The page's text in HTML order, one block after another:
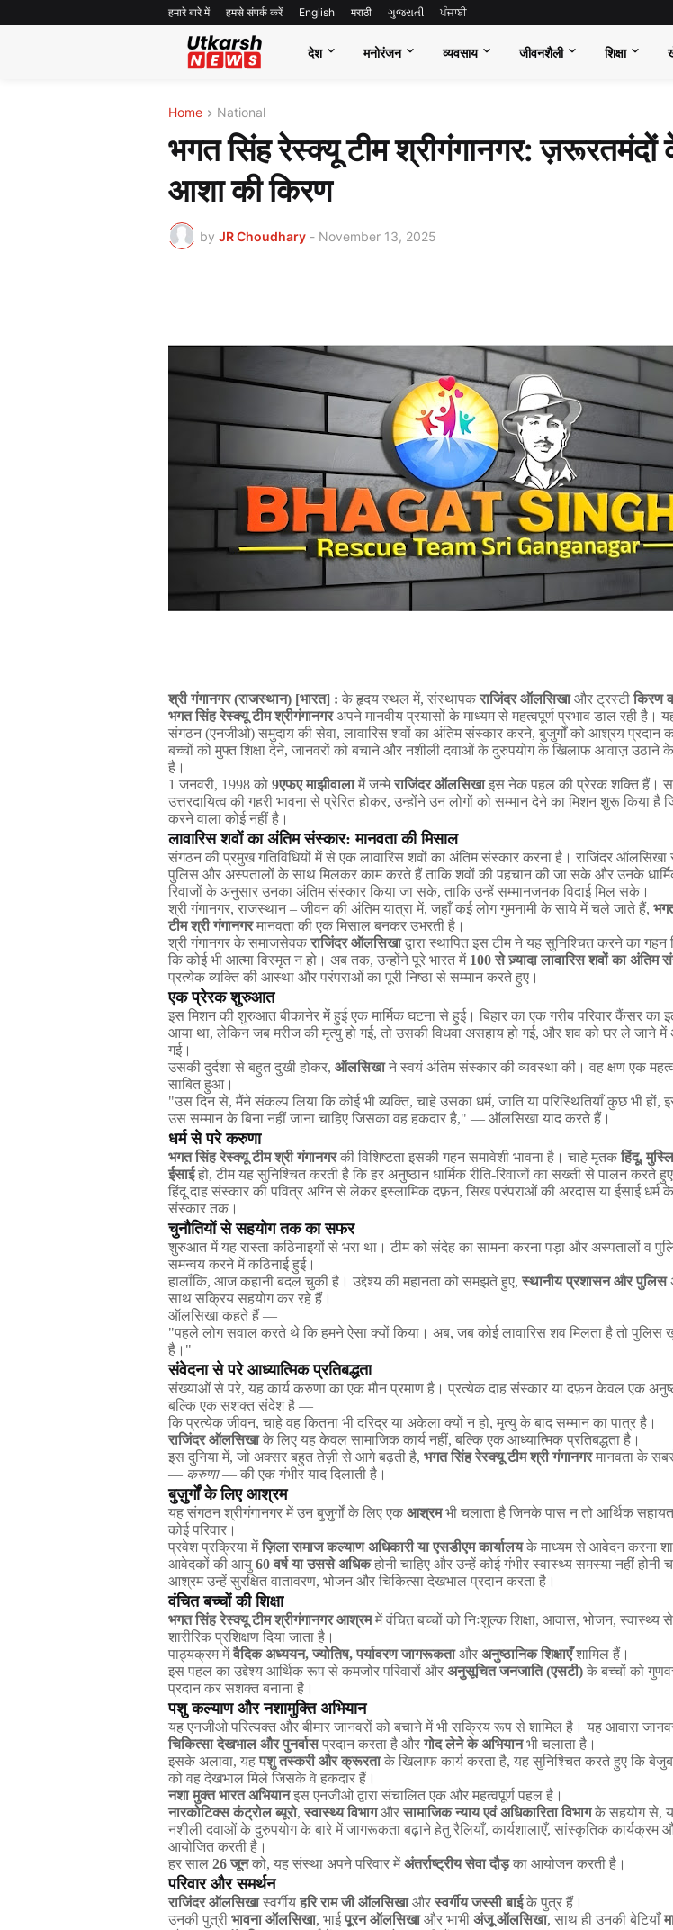
हमारे बारे में हमसे संपर्क करें English मराठी ગુજરાતી ਪੰਜਾਬੀ
देश मनोरंजन व्यवसाय जीवनशैली शिक्षा
Home National
भगत सिंह रेस्क्यू टीम श्रीगंगानगर: ज़रूरतमंदों
आशा की किरण
by JR Choudhary - November 13, 2025
श्री गंगानगर(राजस्थान) [भारत] : के हृदय स्थल में, संस्थापक राजिंदर ऑलसिखा और ट्रस्टी किरण
भगत सिंह रेस्क्यू टीम श्रीगंगानगर अपने मानवीय प्रयासों के माध्यम से महत्वपूर्ण प्रभाव डाल रही है।
संगठन(एनजीओ) समुदाय की सेवा, लावारिस शवों का अंतिम संस्कार करने, बुजुर्गों को आश्रय प्रदान
बच्चों को मुफ्त शिक्षा देने, जानवरों को बचाने और नशीली दवाओं के दुरुपयोग के खिलाफ आवाज़ उठाने के
है।
1 जनवरी, 1998 को 9एफए माझीवाला में जन्मे राजिंदर ऑलसिखा इस नेक पहल की प्रेरक शक्ति हैं।
उत्तरदायित्व की गहरी भावना से प्रेरित होकर, उन्होंने उन लोगों को सम्मान देने का मिशन शुरू किया है
करने वाला कोई नहीं है।
लावारिस शवों का अंतिम संस्कार:मानवता की मिसाल
संगठन की प्रमुख गतिविधियों में से एक लावारिस शवों का अंतिम संस्कार करना है। राजिंदर ऑलसिखा
पुलिस और अस्पतालों के साथ मिलकर काम करते हैं ताकि शवों की पहचान की जा सके और उनके
रिवाजों के अनुसार उनका अंतिम संस्कार किया जा सके, ताकि उन्हें सम्मानजनक विदाई मिल सके।
श्री गंगानगर, राजस्थान– जीवन की अंतिम यात्रा में, जहाँ कई लोग गुमनामी के साये में चले जाते हैं,
टीम श्री गंगानगर मानवता की एक मिसाल बनकर उभरती है।
श्री गंगानगर के समाजसेवक राजिंदर ऑलसिखा द्वारा स्थापित इस टीम ने यह सुनिश्चित करने का गहन
कि कोई भी आत्मा विस्मृत न हो। अब तक, उन्होंने पूरे भारत में 100से ज़्यादा लावारिस शवों का अंतिम
प्रत्येक व्यक्ति की आस्था और परंपराओं का पूरी निष्ठा से सम्मान करते हुए।
एक प्रेरक शुरुआत
इस मिशन की शुरुआत बीकानेर में हुई एक मार्मिक घटना से हुई। बिहार का एक गरीब परिवार कैंसर का
आया था, लेकिन जब मरीज की मृत्यु हो गई, तो उसकी विधवा असहाय हो गई, और शव को घर ले जाने में
गई।
उसकी दुर्दशा से बहुत दुखी होकर, ऑलसिखा ने स्वयं अंतिम संस्कार की व्यवस्था की। वह क्षण एक
साबित हुआ।
"उस दिन से, मैंने संकल्प लिया कि कोई भी व्यक्ति, चाहे उसका धर्म, जाति या परिस्थितियाँ कुछ भी हों,
उस सम्मान के बिना नहीं जाना चाहिए जिसका वह हकदार है," — ऑलसिखा याद करते हैं।
धर्म से परे करुणा
भगत सिंह रेस्क्यू टीम श्री गंगानगर की विशिष्टता इसकी गहन समावेशी भावना है। चाहे मृतक हिंदू,
ईसाई हो, टीम यह सुनिश्चित करती है कि हर अनुष्ठान धार्मिक रीति-रिवाजों का सख्ती से पालन करते हुए
हिंदू दाह संस्कार की पवित्र अग्नि से लेकर इस्लामिक दफ़न, सिख परंपराओं की अरदास या ईसाई धर्म के
संस्कार तक।
चुनौतियों से सहयोग तक का सफर
शुरुआत में यह रास्ता कठिनाइयों से भरा था। टीम को संदेह का सामना करना पड़ा और अस्पतालों व
समन्वय करने में कठिनाई हुई।
हालाँकि, आज कहानी बदल चुकी है। उद्देश्य की महानता को समझते हुए,स्थानीय प्रशासन और पुलिस
साथ सक्रिय सहयोग कर रहे हैं।
ऑलसिखा कहते हैं —
"पहले लोग सवाल करते थे कि हमने ऐसा क्यों किया। अब, जब कोई लावारिस शव मिलता है तो पुलिस
है। "
संवेदना से परे आध्यात्मिक प्रतिबद्धता
संख्याओं से परे, यह कार्य करुणा का एक मौन प्रमाण है। प्रत्येक दाह संस्कार या दफ़न केवल एक
बल्कि एक सशक्त संदेश है —
कि प्रत्येक जीवन, चाहे वह कितना भी दरिद्र या अकेला क्यों न हो, मृत्यु के बाद सम्मान का पात्र है।
राजिंदर ऑलसिखा के लिए यह केवल सामाजिक कार्य नहीं, बल्कि एक आध्यात्मिक प्रतिबद्धता है।
इस दुनिया में, जो अक्सर बहुत तेज़ी से आगे बढ़ती है, भगत सिंह रेस्क्यू टीम श्री गंगानगर मानवता के
— करुणा— की एक गंभीर याद दिलाती है।
बुज़ुर्गों के लिए आश्रम
यह संगठन श्रीगंगानगर में उन बुज़ुर्गों के लिए एक आश्रम भी चलाता है जिनके पास न तो आर्थिक
कोई परिवार।
प्रवेश प्रक्रिया में ज़िला समाज कल्याण अधिकारी या एसडीएम कार्यालय के माध्यम से आवेदन करना
आवेदकों की आयु 60वर्ष या उससे अधिक होनी चाहिए और उन्हें कोई गंभीर स्वास्थ्य समस्या नहीं होनी
आश्रम उन्हें सुरक्षित वातावरण, भोजन और चिकित्सा देखभाल प्रदान करता है।
वंचित बच्चों की शिक्षा
भगत सिंह रेस्क्यू टीम श्रीगंगानगर आश्रम में वंचित बच्चों को निःशुल्क शिक्षा, आवास, भोजन, स्वास्थ्य
शारीरिक प्रशिक्षण दिया जाता है।
पाठ्यक्रम में वैदिक अध्ययन,ज्योतिष,पर्यावरण जागरूकता और अनुष्ठानिक शिक्षाएँ शामिल हैं।
इस पहल का उद्देश्य आर्थिक रूप से कमजोर परिवारों और अनुसूचित जनजाति(एसटी) के बच्चों को
प्रदान कर सशक्त बनाना है।
पशु कल्याण और नशामुक्ति अभियान
यह एनजीओ परित्यक्त और बीमार जानवरों को बचाने में भी सक्रिय रूप से शामिल है। यह आवारा
चिकित्सा देखभाल और पुनर्वास प्रदान करता है और गोद लेने के अभियान भी चलाता है।
इसके अलावा, यह पशु तस्करी और क्रूरता के खिलाफ कार्य करता है, यह सुनिश्चित करते हुए कि
को वह देखभाल मिले जिसके वे हकदार हैं।
नशा मुक्त भारत अभियान इस एनजीओ द्वारा संचालित एक और महत्वपूर्ण पहल है।
नारकोटिक्स कंट्रोल ब्यूरो,स्वास्थ्य विभाग और सामाजिक न्याय एवं अधिकारिता विभाग के सहयोग से,
नशीली दवाओं के दुरुपयोग के बारे में जागरूकता बढ़ाने हेतु रैलियाँ, कार्यशालाएँ, सांस्कृतिक कार्यक्रम
आयोजित करती है।
हर साल 26जून को, यह संस्था अपने परिवार में अंतर्राष्ट्रीय सेवा दौड़ का आयोजन करती है।
परिवार और समर्थन
राजिंदर ऑलसिखा स्वर्गीय हरि राम जी ऑलसिखा और स्वर्गीय जस्सी बाई के पुत्र हैं।
उनकी पुत्री भावना ऑलसिखा, भाई पूरन ऑलसिखा और भाभी अंजू ऑलसिखा, साथ ही उनकी बेटियाँ